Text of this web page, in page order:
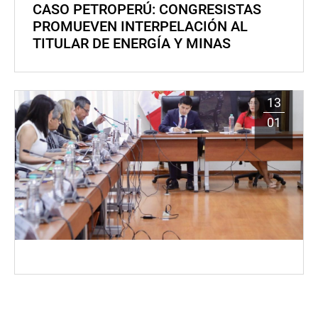
CASO PETROPERÚ: CONGRESISTAS
PROMUEVEN INTERPELACIÓN AL
TITULAR DE ENERGÍA Y MINAS
13
01